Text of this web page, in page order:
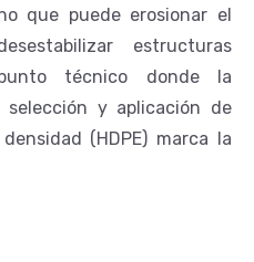
que puede erosionar el
estructuras
técnico donde la
y aplicación de
(HDPE) marca la